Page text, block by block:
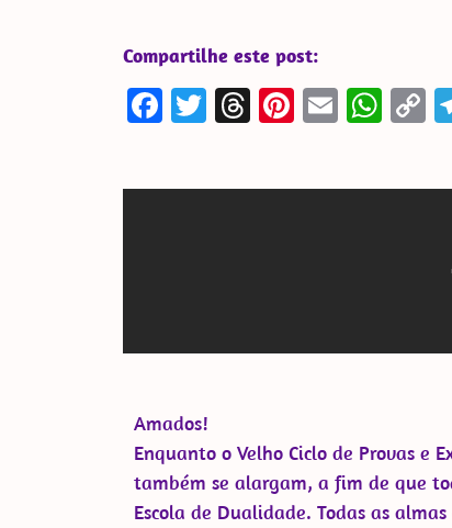
Compartilhe este post:
Facebook
Twitter
Threads
Pinterest
Email
Amados!
Enquanto o Velho Ciclo de Provas e
também se alargam, a fim de que
Escola de Dualidade. Todas as